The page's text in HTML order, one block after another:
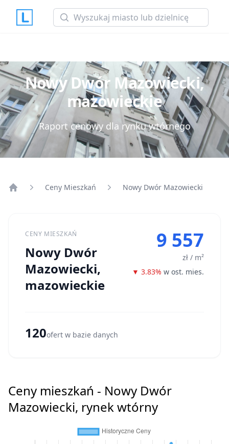
Search
Nowy Dwór Mazowiecki,
mazowieckie
Raport cenowy dla rynku wtórnego
Ceny Mieszkań Nowy Dwór Mazowiecki
CENY MIESZKAŃ
Nowy Dwór
Mazowiecki,
mazowieckie
9 557
zł / m²
▼ 3.83% w ost. mies.
120ofert w bazie danych
Ceny mieszkań - Nowy Dwór
Mazowiecki, rynek wtórny